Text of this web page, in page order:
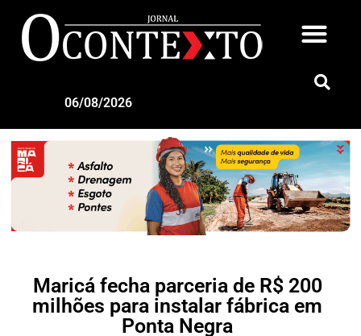
06/08/2026
Maricá fecha parceria de R$ 200
milhões para instalar fábrica em
Ponta Negra